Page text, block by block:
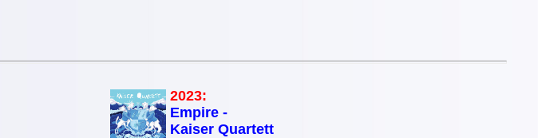
2023:
Empire -
Kaiser Quartett